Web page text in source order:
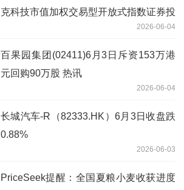
克科技市值加权交易型开放式指数证券投
资基金（QDII）二级市场交易价格溢价风
险提示及停复牌公告
2026-06-04
百果园集团(02411)6月3日斥资153万港
元回购90万股 热讯
2026-06-04
长城汽车-R（82333.HK）6月3日收盘跌
0.88%
2026-06-03
PriceSeek提醒：全国夏粮小麦收获进度